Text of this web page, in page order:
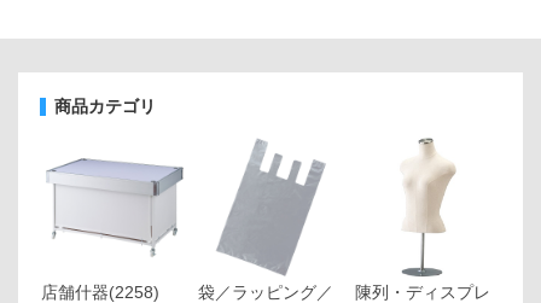
商品カテゴリ
店舗什器(2258)
袋／ラッピング／
陳列・ディスプレ